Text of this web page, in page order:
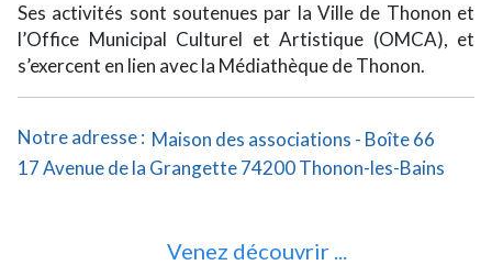
Ses activités sont soutenues par la Ville de Thonon et
l’Office Municipal Culturel et Artistique (OMCA), et
s’exercent en lien avec la Médiathèque de Thonon.
Notre adresse : Maison des associations - Boîte 66
17 Avenue de la Grangette 74200 Thonon-les-Bains
Venez découvrir ...